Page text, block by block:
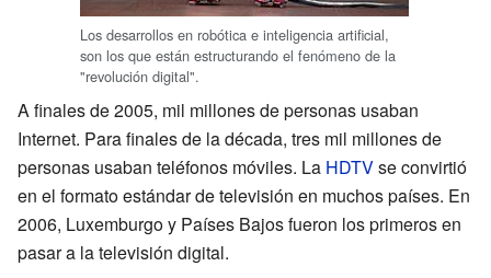
Los desarrollos en robótica e inteligencia artificial,
son los que están estructurando el fenómeno de la
"revolución digital".
A finales de 2005, mil millones de personas usaban
Internet. Para finales de la década, tres mil millones de
personas usaban teléfonos móviles. La HDTVse convirtió
en el formato estándar de televisión en muchos países. En
2006, Luxemburgo y Países Bajos fueron los primeros en
pasar a la televisión digital.